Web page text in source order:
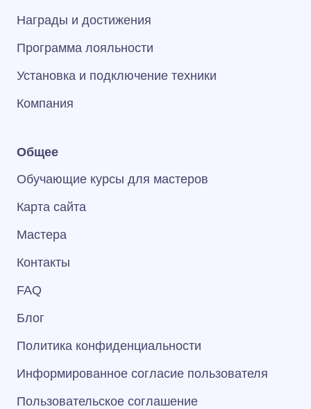
Награды и достижения
Программа лояльности
Установка и подключение техники
Компания
Общее
Обучающие курсы для мастеров
Карта сайта
Мастера
Контакты
FAQ
Блог
Политика конфиденциальности
Информированное согласие пользователя
Пользовательское соглашение